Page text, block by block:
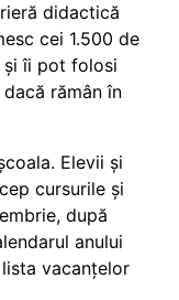
didactică
cei 1.500 de
și îi pot folosi
rămân în
Elevii și
cursurile și
după
anului
vacanțelor